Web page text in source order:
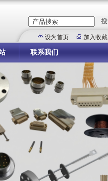
设为首页 加入收藏
联系我们